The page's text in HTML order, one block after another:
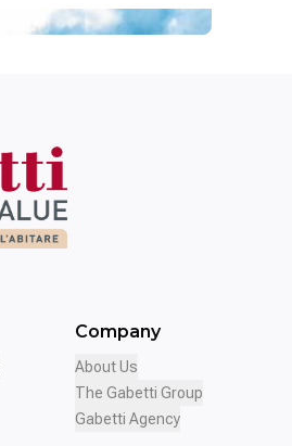
Company
About Us
The Gabetti Group
Gabetti Agency